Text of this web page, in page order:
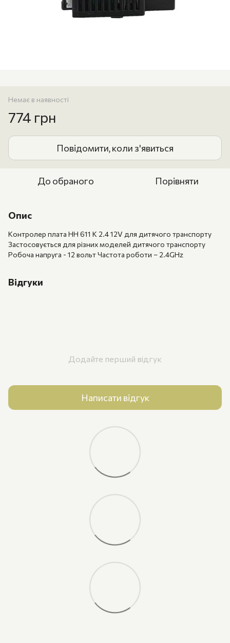
Немає в наявності
774 грн
Повідомити, коли з'явиться
До обраного Порівняти
Опис
Контролер плата HH 611 K 2.4 12V для дитячого транспорту
Застосовується для різних моделей дитячого транспорту
Робоча напруга - 12 вольт Частота роботи – 2.4GHz
Відгуки
Додайте перший відгук
Написати відгук